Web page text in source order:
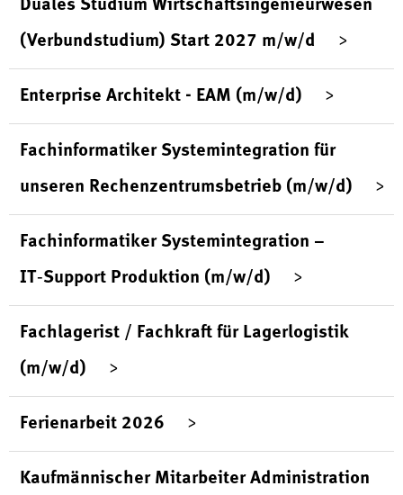
Duales Studium Wirtschaftsingenieurwesen
(Verbundstudium) Start 2027 m/w/d
Enterprise Architekt - EAM (m/w/d)
Fachinformatiker Systemintegration für
unseren Rechenzentrumsbetrieb (m/w/d)
Fachinformatiker Systemintegration –
IT‑Support Produktion (m/w/d)
Fachlagerist / Fachkraft für Lagerlogistik
(m/w/d)
Ferienarbeit 2026
Kaufmännischer Mitarbeiter Administration